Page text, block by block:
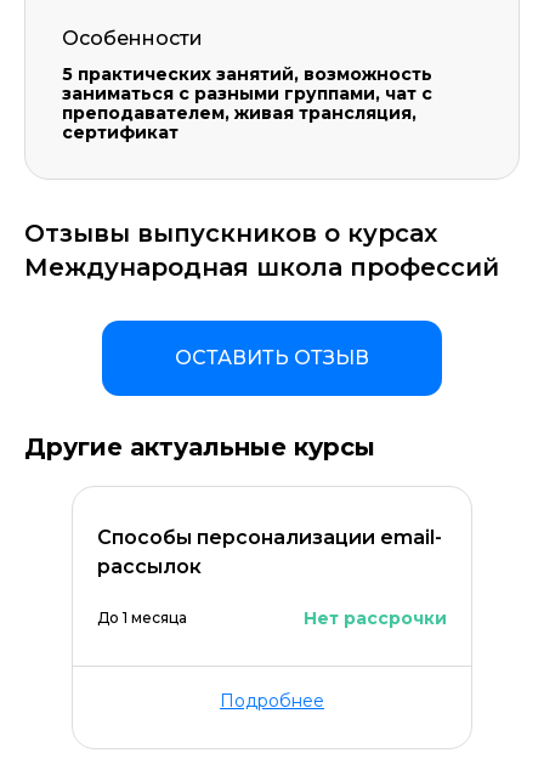
Особенности
5 практических занятий, возможность
заниматься с разными группами, чат с
преподавателем, живая трансляция,
сертификат
Отзывы выпускников о курсах
Международная школа профессий
ОСТАВИТЬ ОТЗЫВ
Другие актуальные курсы
Способы персонализации email-
рассылок
До 1 месяца Нет рассрочки
Подробнее
Оставить комментарий
ОСТАВИТЬ КОММЕНТАРИЙ